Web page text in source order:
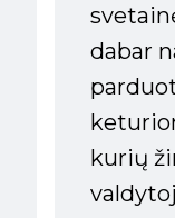
dabar
kurių